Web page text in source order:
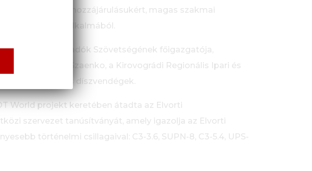
való jelentős hozzájárulásukért, magas szakmai
évfordulója alkalmából.
Ukrán Munkaadók Szövetségének főigazgatója,
Irina Szaenko, a Kirovográdi Regionális Ipari és
és más díszvendégek.
World projekt keretében átadta az Elvorti
szervezet tanúsítványát, amely igazolja az Elvorti
történelmi csillagaival: C3-3.6, SUPN-8, C3-5.4, UPS-